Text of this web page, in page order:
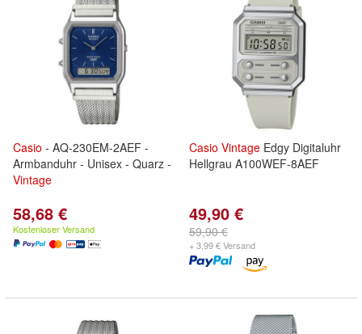
Casio - AQ-230EM-2AEF -
Armbanduhr - Unisex - Quarz -
Vintage
58,68 €
Kostenloser Versand
Casio Vintage Edgy Digitaluhr
Hellgrau A100WEF-8AEF
49,90 €
59,90 €
+ 3,99 € Versand